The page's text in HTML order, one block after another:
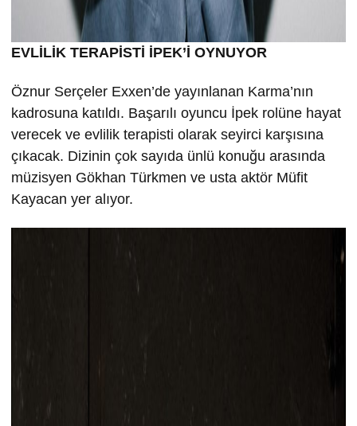
EVLİLİK TERAPİSTİ İPEK’İ OYNUYOR
Öznur Serçeler Exxen’de yayınlanan Karma’nın
kadrosuna katıldı. Başarılı oyuncu İpek rolüne hayat
verecek ve evlilik terapisti olarak seyirci karşısına
çıkacak. Dizinin çok sayıda ünlü konuğu arasında
müzisyen Gökhan Türkmen ve usta aktör Müfit
Kayacan yer alıyor.